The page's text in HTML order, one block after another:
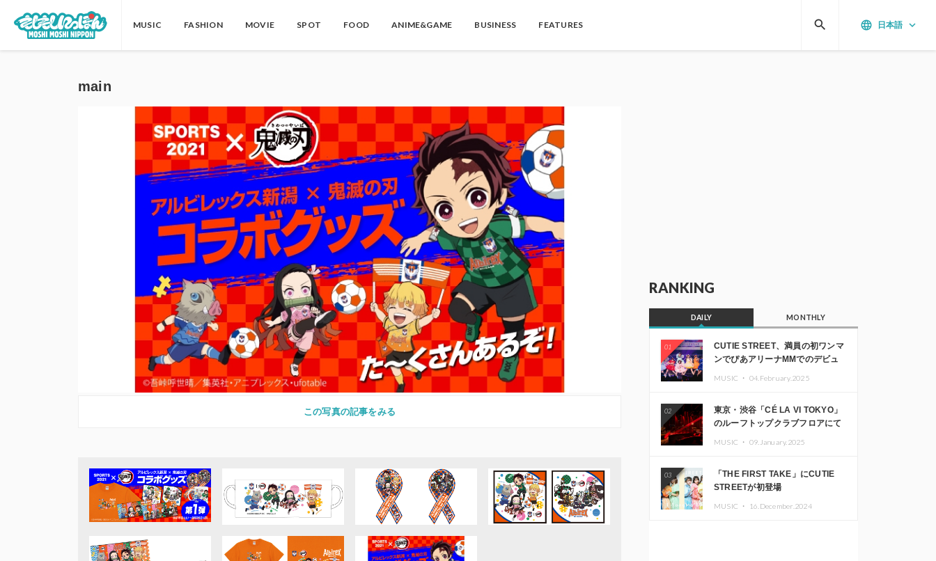
MUSIC FASHION MOVIE SPOT FOOD ANIME&GAME BUSINESS FEATURES language 日本語 keyboard_arrow_down
search
main
この写真の記事をみる
RANKING
DAILY MONTHLY
01
CUTIE STREET、満員の初ワンマ
ンでぴあアリーナMMでのデビュ
MUSIC ・ 04.February.2025
02
東京・渋谷「CÉ LA VI TOKYO」
のルーフトップクラブフロアにて
Kza（FORCE OF NATURE）ら日
本を代表するDJ・クリエイターが
出演
MUSIC ・ 09.January.2025
03
「THE FIRST TAKE」にCUTIE
STREETが初登場
MUSIC ・ 16.December.2024